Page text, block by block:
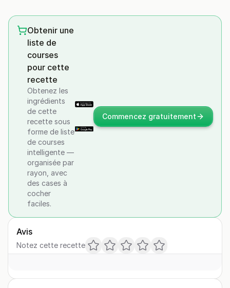
Obtenir une
liste de
courses
pour cette
recette
Obtenez les
ingrédients
de cette
recette sous
forme de liste
de courses
intelligente —
organisée par
rayon, avec
des cases à
cocher
faciles.
Commencez gratuitement
Avis
Notez cette recette